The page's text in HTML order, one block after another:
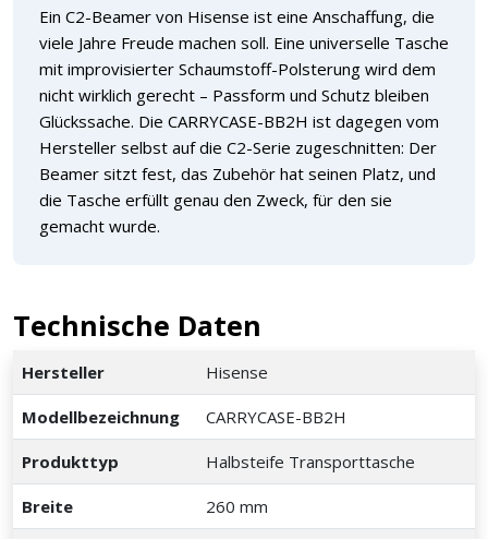
Ein C2-Beamer von Hisense ist eine Anschaffung, die
viele Jahre Freude machen soll. Eine universelle Tasche
mit improvisierter Schaumstoff-Polsterung wird dem
nicht wirklich gerecht – Passform und Schutz bleiben
Glückssache. Die CARRYCASE-BB2H ist dagegen vom
Hersteller selbst auf die C2-Serie zugeschnitten: Der
Beamer sitzt fest, das Zubehör hat seinen Platz, und
die Tasche erfüllt genau den Zweck, für den sie
gemacht wurde.
Technische Daten
Hersteller Hisense
Modellbezeichnung CARRYCASE-BB2H
Produkttyp Halbsteife Transporttasche
Breite 260 mm